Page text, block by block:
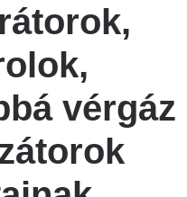
vérgáz